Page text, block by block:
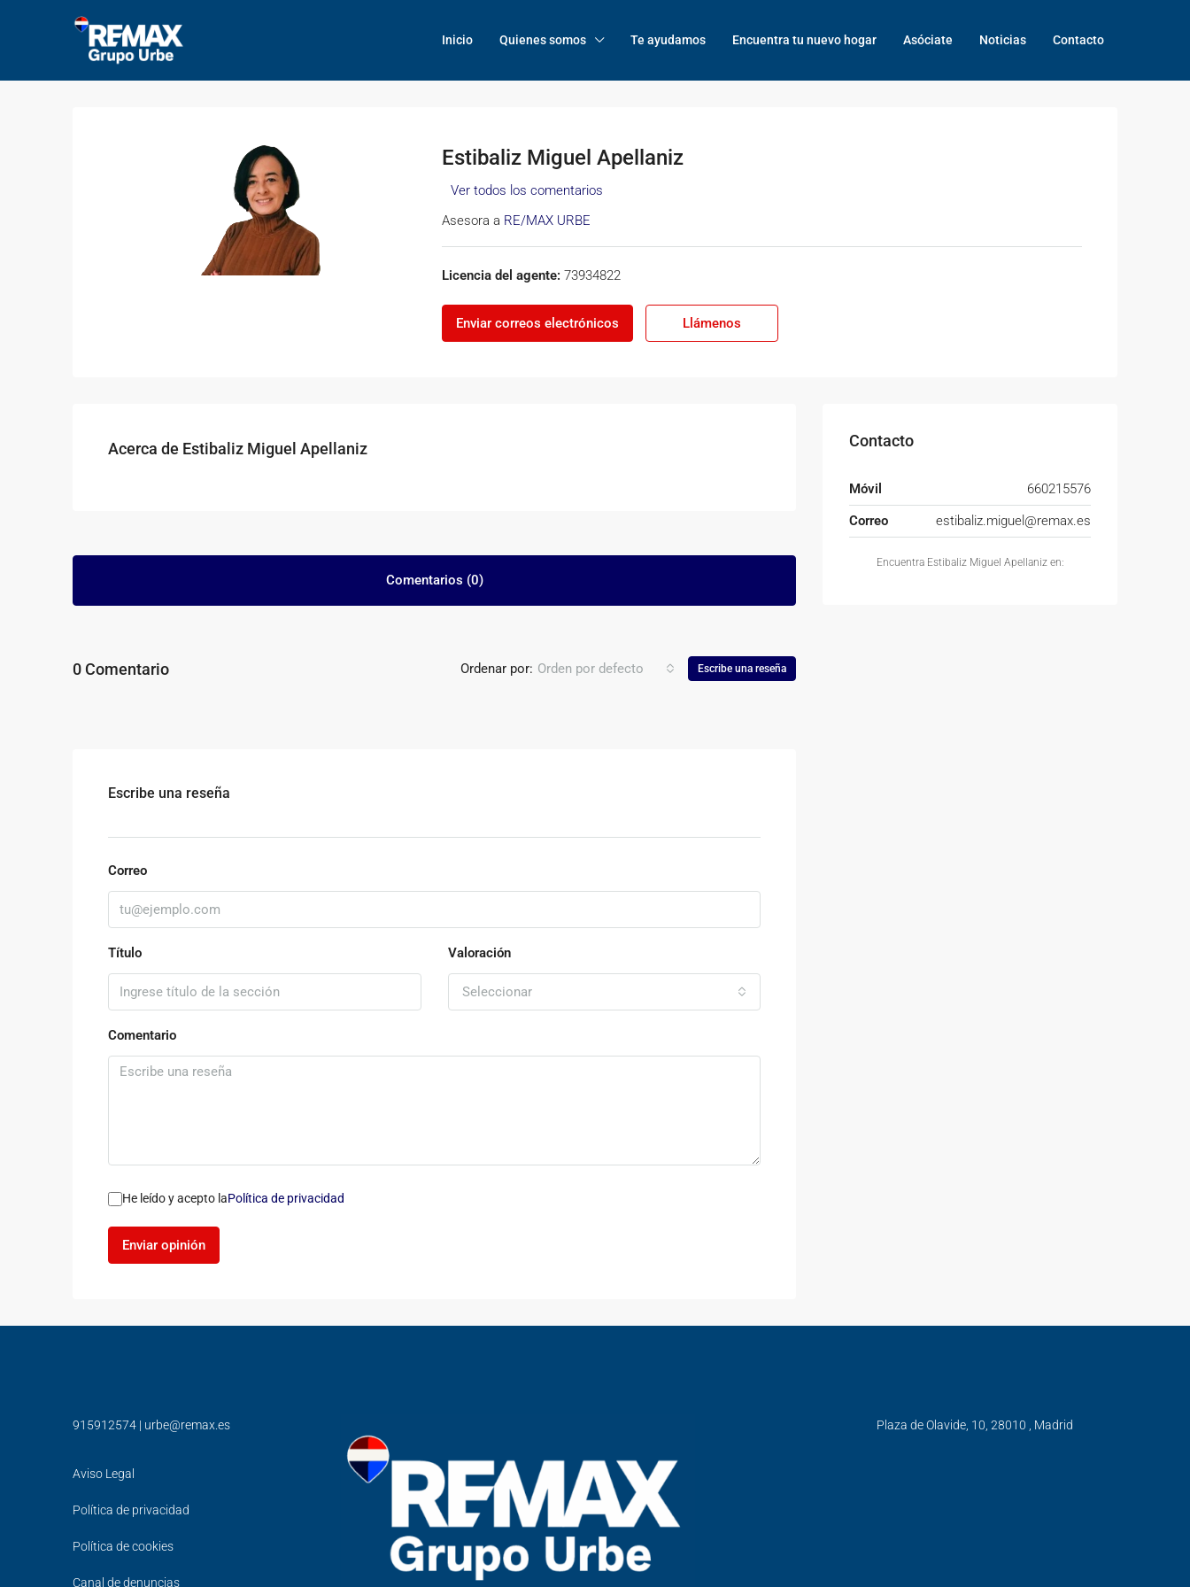
Inicio Quienes somos Te ayudamos Encuentra tu nuevo hogar Asóciate Noticias Contacto
Estibaliz Miguel Apellaniz
Ver todos los comentarios
Asesora a RE/MAX URBE
Licencia del agente: 73934822
Enviar correos electrónicos Llámenos
Acerca de Estibaliz Miguel Apellaniz
Comentarios (0)
0 Comentario Ordenar por: Orden por defecto Escribe una reseña
Escribe una reseña
Correo
Título Valoración
Seleccionar
Comentario
He leído y acepto laPolítica de privacidad
Enviar opinión
Contacto
Móvil
660215576
Correo
estibaliz.miguel@remax.es
Encuentra Estibaliz Miguel Apellaniz en:
915912574 | urbe@remax.es
Aviso Legal
Política de privacidad
Política de cookies
Canal de denuncias
Plaza de Olavide, 10, 28010 , Madrid